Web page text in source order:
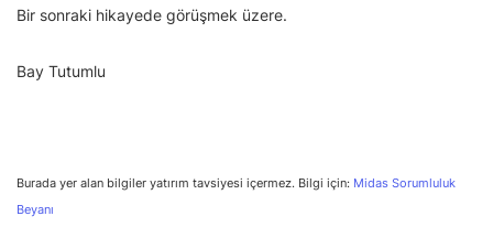
Bir sonraki hikayede görüşmek üzere.
Bay Tutumlu
Burada yer alan bilgiler yatırım tavsiyesi içermez. Bilgi için: Midas Sorumluluk
Beyanı